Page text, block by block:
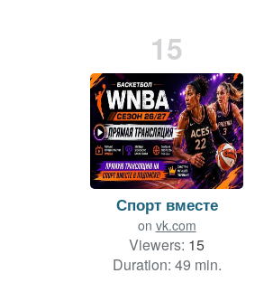
15
Спорт вместе
on vk.com
Viewers: 15
Duration: 49 min.